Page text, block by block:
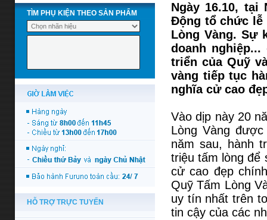
TÌM PHỤ KIỆN THEO SẢN PHẨM
Ngày 16.10, tại
Động tổ chức lễ
Lòng Vàng.
doanh
triển của Quỹ
vàng tiếp tục
nghĩa cử cao
Vào dịp này 20
Lòng Vàng
năm sau, hành
triệu tấm lòng để
cử cao đẹp
Quỹ Tấm Lòng
uy tín nhất trên
tin cậy của các